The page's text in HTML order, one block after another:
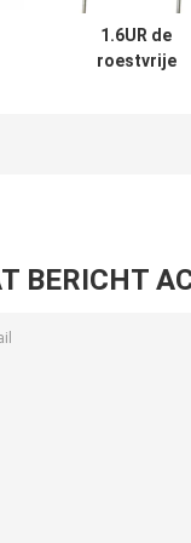
1.6UR de
roestvrije
BERICHT